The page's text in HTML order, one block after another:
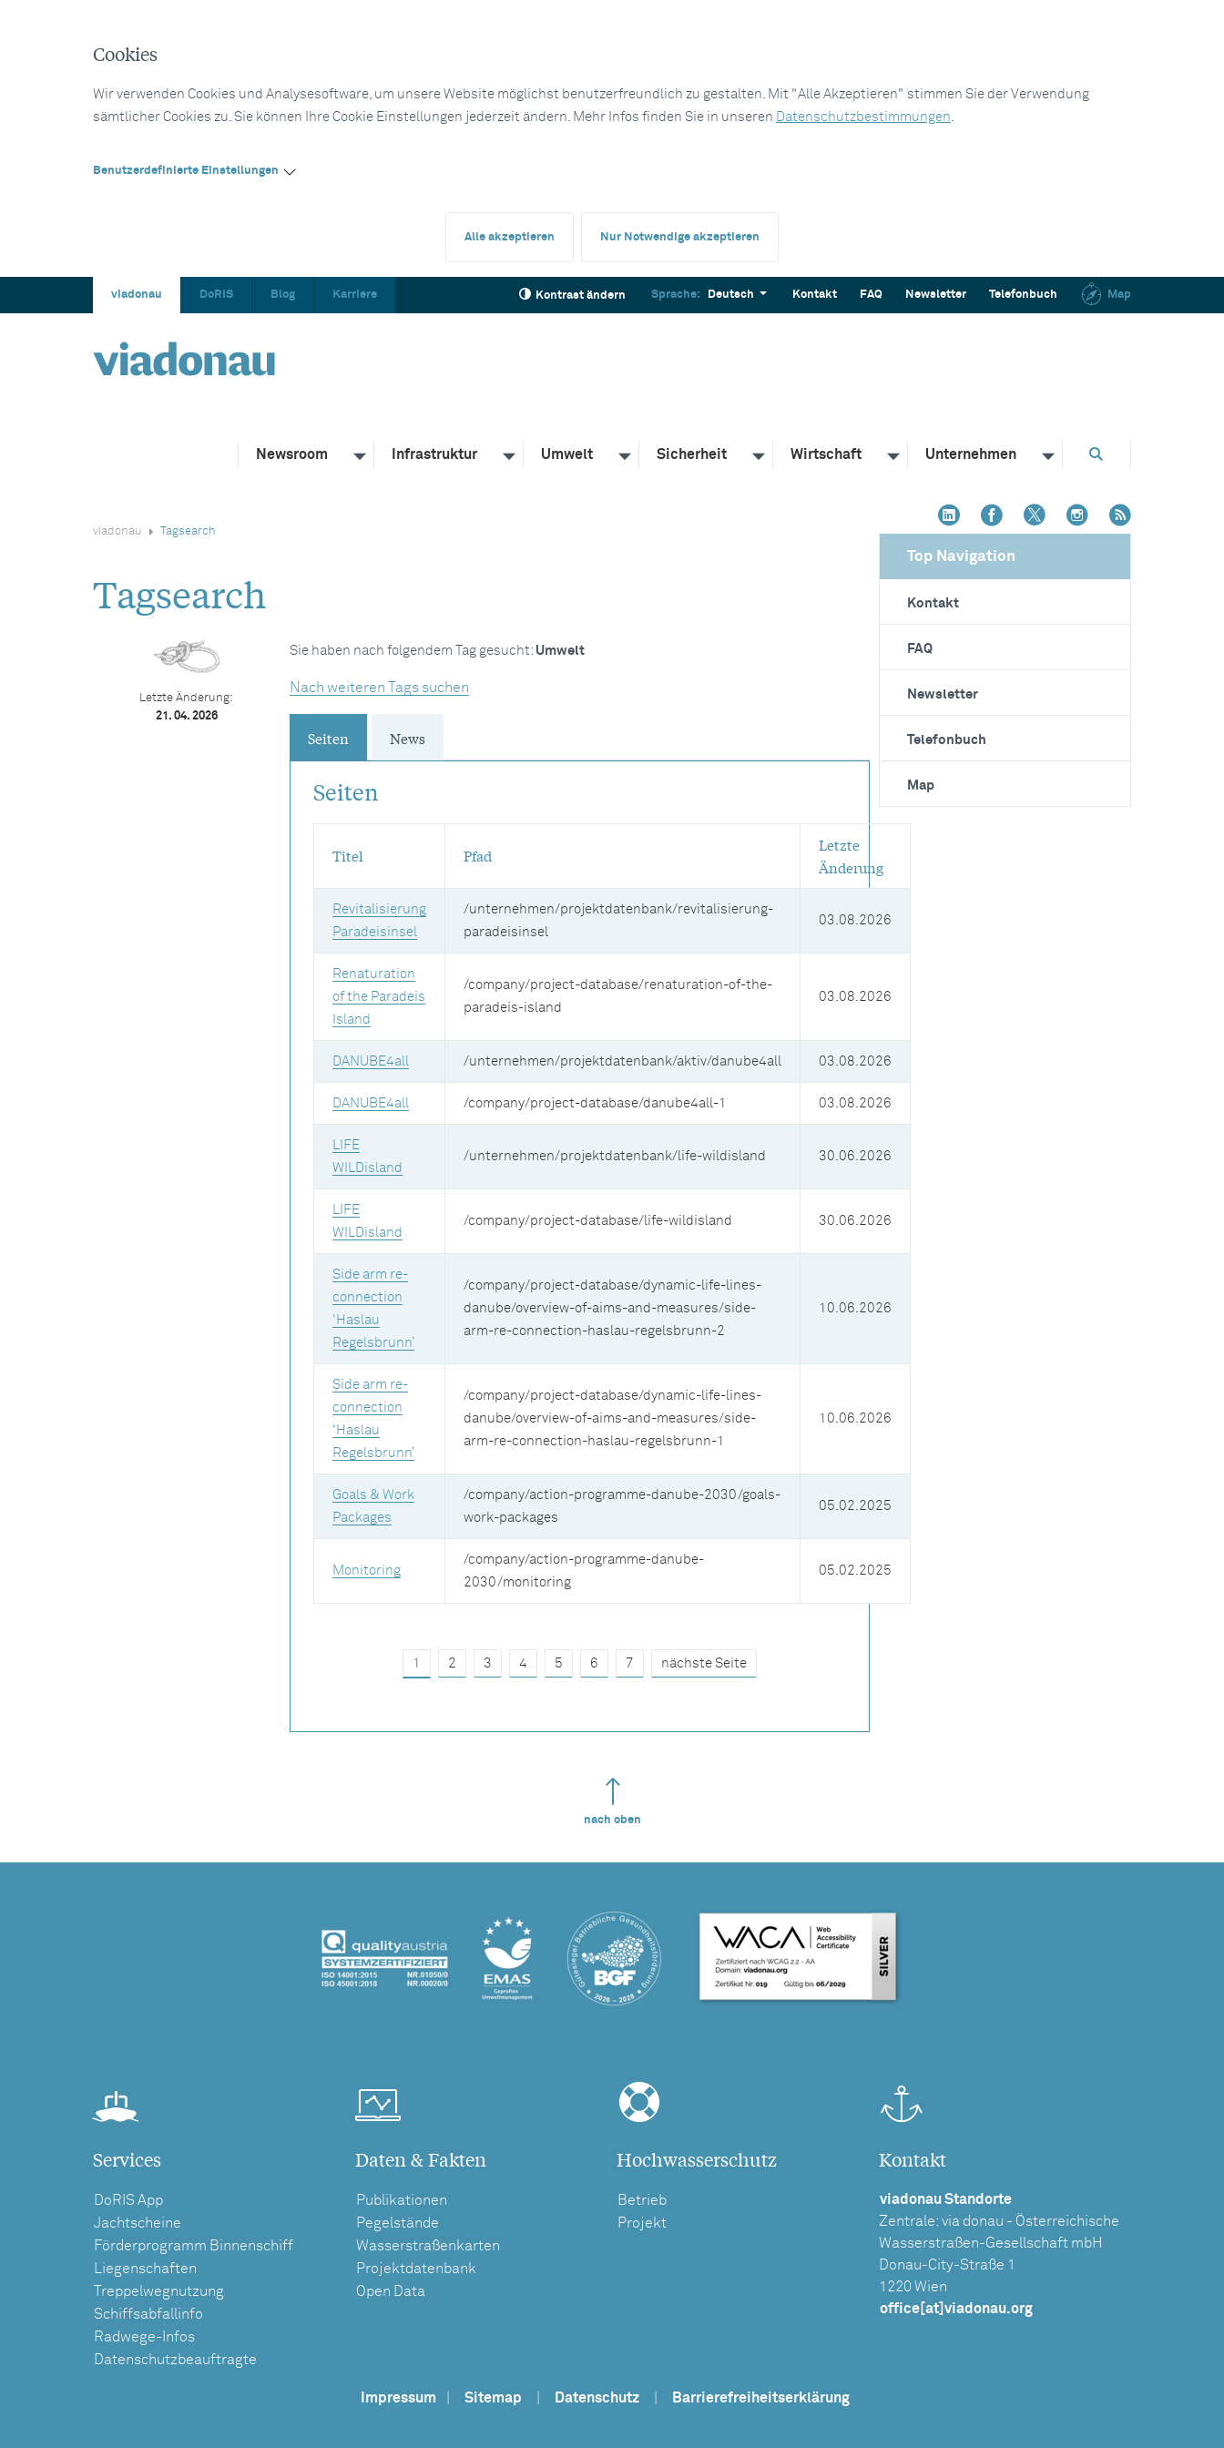
Cookies
Wir verwenden Cookies und Analysesoftware, um unsere Website möglichst benutzerfreundlich zu gestalten. Mit "Alle Akzeptieren" stimmen Sie der Verwendung
sämtlicher Cookies zu. Sie können Ihre Cookie Einstellungen jederzeit ändern. Mehr Infos finden Sie in unseren Datenschutzbestimmungen.
Benutzerdefinierte Einstellungen
Alle akzeptieren Nur Notwendige akzeptieren
viadonau DoRIS Blog Karriere Kontrast ändern Sprache: Deutsch Kontakt FAQ Newsletter Telefonbuch Map
Newsroom Infrastruktur Umwelt Sicherheit Wirtschaft Unternehmen
viadonau Tagsearch
Tagsearch
Sie haben nach folgendem Tag gesucht: Umwelt
Nach weiteren Tags suchen
Seiten News
Seiten
Titel Pfad
Letzte
Änderung
Revitalisierung
Paradeisinsel
/unternehmen/projektdatenbank/revitalisierung-
paradeisinsel
03.08.2026
Renaturation
of the Paradeis
Island
/company/project-database/renaturation-of-the-
paradeis-island
03.08.2026
DANUBE4all /unternehmen/projektdatenbank/aktiv/danube4all 03.08.2026
DANUBE4all /company/project-database/danube4all-1 03.08.2026
LIFE
WILDisland
/unternehmen/projektdatenbank/life-wildisland 30.06.2026
LIFE
WILDisland
/company/project-database/life-wildisland 30.06.2026
Side arm re-
connection
‘Haslau
Regelsbrunn’
/company/project-database/dynamic-life-lines-
danube/overview-of-aims-and-measures/side-
arm-re-connection-haslau-regelsbrunn-2
10.06.2026
Side arm re-
connection
‘Haslau
Regelsbrunn’
/company/project-database/dynamic-life-lines-
danube/overview-of-aims-and-measures/side-
arm-re-connection-haslau-regelsbrunn-1
10.06.2026
Goals & Work
Packages
/company/action-programme-danube-2030/goals-
work-packages
05.02.2025
Monitoring
/company/action-programme-danube-
2030/monitoring
05.02.2025
1 2 3 4 5 6 7 nächste Seite
Letzte Änderung:
21. 04. 2026
Top Navigation
Kontakt
FAQ
Newsletter
Telefonbuch
Map
nach oben
Services
DoRIS App
Jachtscheine
Förderprogramm Binnenschiff
Liegenschaften
Treppelwegnutzung
Schiffsabfallinfo
Radwege-Infos
Datenschutzbeauftragte
Daten & Fakten
Publikationen
Pegelstände
Wasserstraßenkarten
Projektdatenbank
Open Data
Hochwasserschutz
Betrieb
Projekt
Kontakt
viadonau Standorte
Zentrale: via donau - Österreichische
Wasserstraßen-Gesellschaft mbH
Donau-City-Straße 1
1220 Wien
office[at]viadonau.org
Impressum Sitemap Datenschutz Barrierefreiheitserklärung